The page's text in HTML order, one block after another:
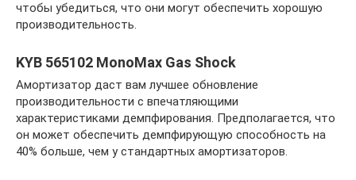
чтобы убедиться, что они могут обеспечить хорошую
производительность.
KYB 565102 MonoMax Gas Shock
Амортизатор даст вам лучшее обновление
производительности с впечатляющими
характеристиками демпфирования. Предполагается, что
он может обеспечить демпфирующую способность на
40% больше, чем у стандартных амортизаторов.